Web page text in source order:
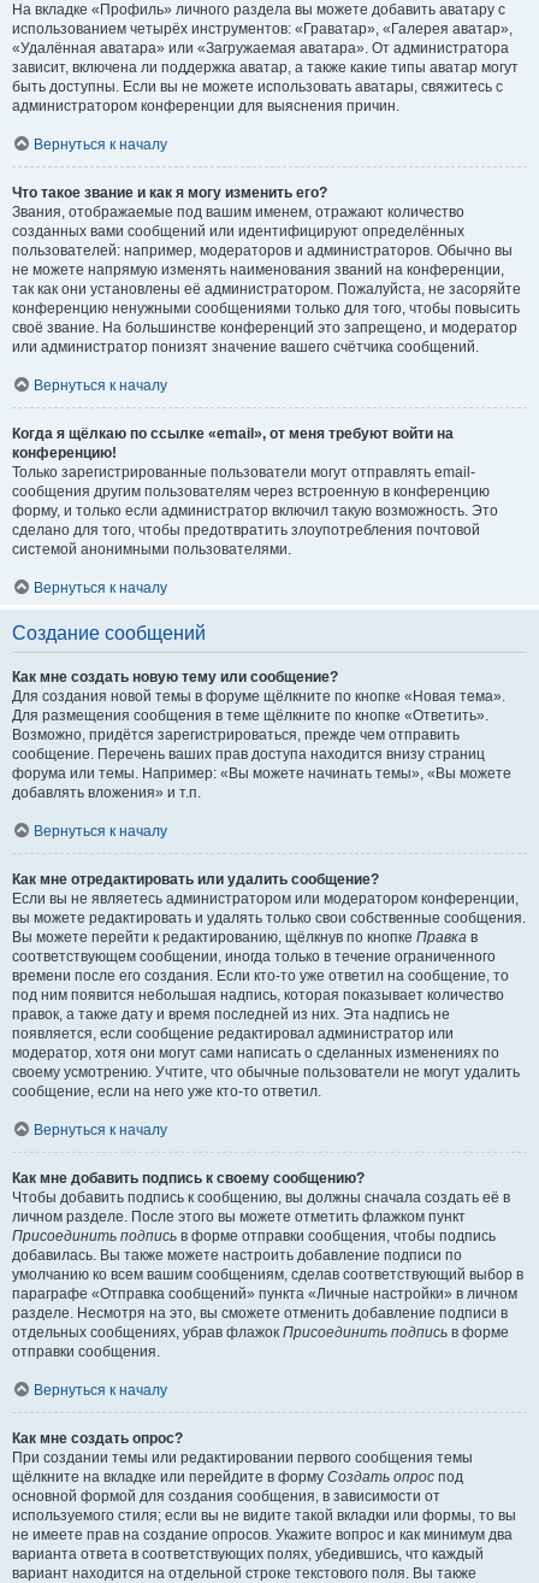
На вкладке «Профиль» личного раздела вы можете добавить аватару с
использованием четырёх инструментов: «Граватар», «Галерея аватар»,
«Удалённая аватара» или «Загружаемая аватара». От администратора
зависит, включена ли поддержка аватар, а также какие типы аватар могут
быть доступны. Если вы не можете использовать аватары, свяжитесь с
администратором конференции для выяснения причин.
Вернуться к началу
Что такое звание и как я могу изменить его?
Звания, отображаемые под вашим именем, отражают количество
созданных вами сообщений или идентифицируют определённых
пользователей: например, модераторов и администраторов. Обычно вы
не можете напрямую изменять наименования званий на конференции,
так как они установлены её администратором. Пожалуйста, не засоряйте
конференцию ненужными сообщениями только для того, чтобы повысить
своё звание. На большинстве конференций это запрещено, и модератор
или администратор понизят значение вашего счётчика сообщений.
Вернуться к началу
Когда я щёлкаю по ссылке «email», от меня требуют войти на
конференцию!
Только зарегистрированные пользователи могут отправлять email-
сообщения другим пользователям через встроенную в конференцию
форму, и только если администратор включил такую возможность. Это
сделано для того, чтобы предотвратить злоупотребления почтовой
системой анонимными пользователями.
Вернуться к началу
Создание сообщений
Как мне создать новую тему или сообщение?
Для создания новой темы в форуме щёлкните по кнопке «Новая тема».
Для размещения сообщения в теме щёлкните по кнопке «Ответить».
Возможно, придётся зарегистрироваться, прежде чем отправить
сообщение. Перечень ваших прав доступа находится внизу страниц
форума или темы. Например: «Вы можете начинать темы», «Вы можете
добавлять вложения» и т.п.
Вернуться к началу
Как мне отредактировать или удалить сообщение?
Если вы не являетесь администратором или модератором конференции,
вы можете редактировать и удалять только свои собственные сообщения.
Вы можете перейти к редактированию, щёлкнув по кнопке Правка в
соответствующем сообщении, иногда только в течение ограниченного
времени после его создания. Если кто-то уже ответил на сообщение, то
под ним появится небольшая надпись, которая показывает количество
правок, а также дату и время последней из них. Эта надпись не
появляется, если сообщение редактировал администратор или
модератор, хотя они могут сами написать о сделанных изменениях по
своему усмотрению. Учтите, что обычные пользователи не могут удалить
сообщение, если на него уже кто-то ответил.
Вернуться к началу
Как мне добавить подпись к своему сообщению?
Чтобы добавить подпись к сообщению, вы должны сначала создать её в
личном разделе. После этого вы можете отметить флажком пункт
Присоединить подпись в форме отправки сообщения, чтобы подпись
добавилась. Вы также можете настроить добавление подписи по
умолчанию ко всем вашим сообщениям, сделав соответствующий выбор в
параграфе «Отправка сообщений» пункта «Личные настройки» в личном
разделе. Несмотря на это, вы сможете отменить добавление подписи в
отдельных сообщениях, убрав флажок Присоединить подпись в форме
отправки сообщения.
Вернуться к началу
Как мне создать опрос?
При создании темы или редактировании первого сообщения темы
щёлкните на вкладке или перейдите в форму Создать опрос под
основной формой для создания сообщения, в зависимости от
используемого стиля; если вы не видите такой вкладки или формы, то вы
не имеете прав на создание опросов. Укажите вопрос и как минимум два
варианта ответа в соответствующих полях, убедившись, что каждый
вариант находится на отдельной строке текстового поля. Вы также